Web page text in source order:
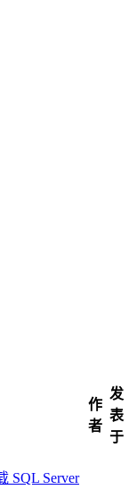
作
者
发
表
于
SQL Server